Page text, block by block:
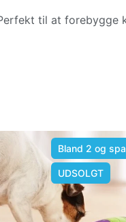
til at forebygge
Bland 2 og
UDSOLGT